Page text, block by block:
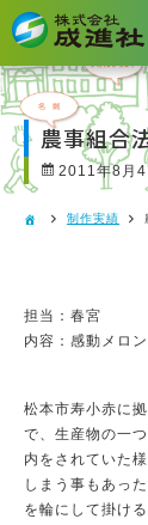
農事組合
2011年8月
制作実績
担当：春宮
内容：感動メロ
松本市寿小赤に
で、生産物の一
内をされていた
しまう事もあっ
を輪にして掛け